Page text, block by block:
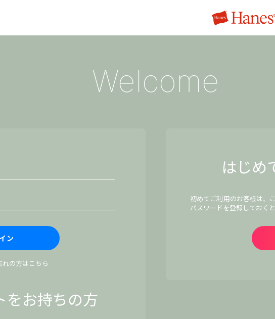
Welcome
の方はこちら
をお持ちの方
はじめ
初めてご利用のお客様は、
パスワードを登録しておく